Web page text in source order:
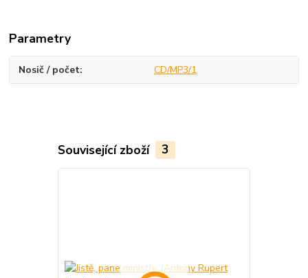
Parametry
Nosič / počet CD/MP3/1
Související zboží 3